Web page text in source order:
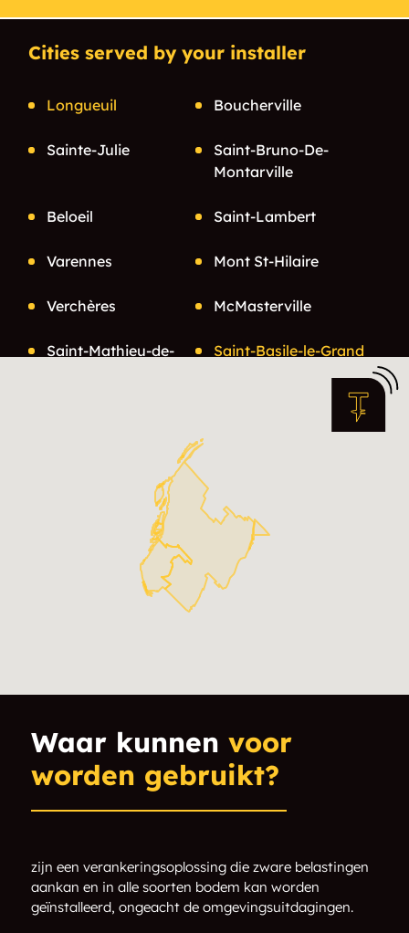
Cities served by your installer
Longueuil Boucherville
Sainte-Julie
Saint-Bruno-De-
Montarville
Beloeil Saint-Lambert
Varennes Mont St-Hilaire
Verchères McMasterville
Saint-Mathieu-de-
Saint-Basile-le-Grand
Waar kunnen voor
worden gebruikt?
zijn een verankeringsoplossing die zware belastingen
aankan en in alle soorten bodem kan worden
geïnstalleerd, ongeacht de omgevingsuitdagingen.